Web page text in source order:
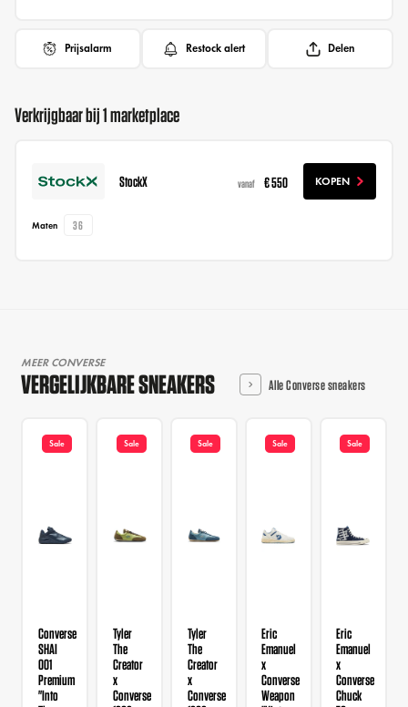
Prijsalarm Restock alert Delen
Verkrijgbaar bij 1 marketplace
StockX vanaf € 550 KOPEN
Maten 36
MEER CONVERSE
VERGELIJKBARE SNEAKERS Alle Converse sneakers
Sale
Converse
SHAI
001
Premium
"Into
Sale
Tyler
The
Creator
x
Converse
Sale
Tyler
The
Creator
x
Converse
Sale
Eric
Emanuel
x
Converse
Weapon
Sale
Eric
Emanuel
x
Converse
Chuck